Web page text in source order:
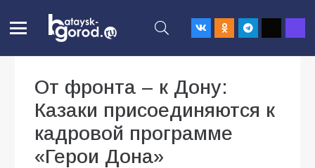
От фронта – к Дону:
Казаки присоединяются к
кадровой программе
«Герои Дона»